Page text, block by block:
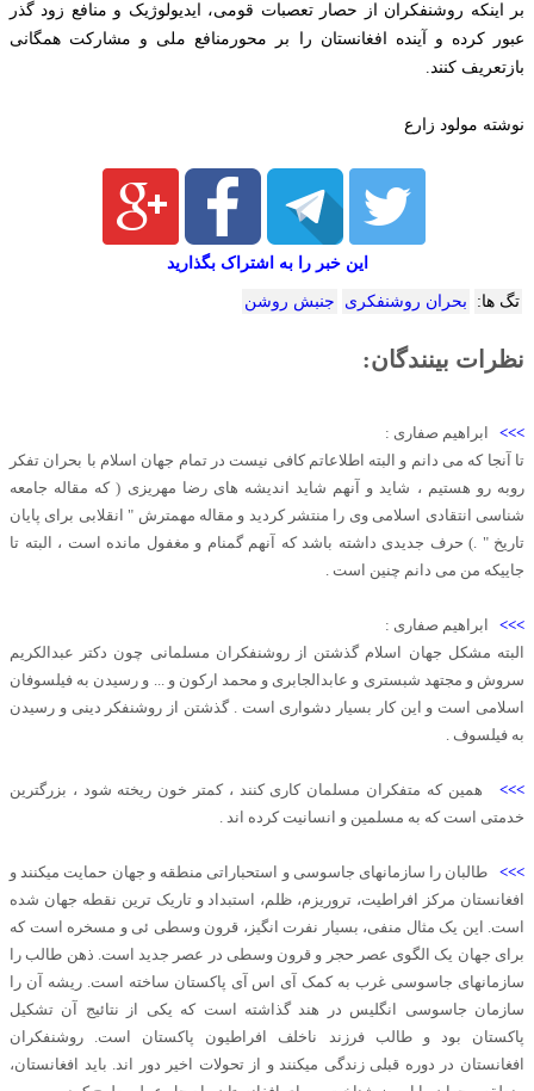
بر اینکه روشنفکران از حصار تعصبات قومی، ایدیولوژیک و منافع زود گذر
عبور کرده و آینده افغانستان را بر محورمنافع ملی و مشارکت همگانی
بازتعریف کنند.
نوشته مولود زارع
این خبر را به اشتراک بگذارید
تگ ها: بحران روشنفکری جنبش روشن
نظرات بینندگان:
>>> ابراهیم صفاری :
تا آنجا که می دانم و البته اطلاعاتم کافی نیست در تمام جهان اسلام با بحران تفکر
روبه رو هستیم ، شاید و آنهم شاید اندیشه های رضا مهریزی ( که مقاله جامعه
شناسی انتقادی اسلامی وی را منتشر کردید و مقاله مهمترش " انقلابی برای پایان
تاریخ " .) حرف جدیدی داشته باشد که آنهم گمنام و مغفول مانده است ، البته تا
جاییکه من می دانم چنین است .
>>> ابراهیم صفاری :
البته مشکل جهان اسلام گذشتن از روشنفکران مسلمانی چون دکتر عبدالکریم
سروش و مجتهد شبستری و عابدالجابری و محمد ارکون و ... و رسیدن به فیلسوفان
اسلامی است و این کار بسیار دشواری است . گذشتن از روشنفکر دینی و رسیدن
به فیلسوف .
>>> همین که متفکران مسلمان کاری کنند ، کمتر خون ریخته شود ، بزرگترین
خدمتی است که به مسلمین و انسانیت کرده اند .
>>> طالبان را سازمانهای جاسوسی و استحباراتی منطقه و جهان حمایت میکنند و
افغانستان مرکز افراطیت، تروریزم، ظلم، استبداد و تاریک ترین نقطه جهان شده
است. این یک مثال منفی، بسیار نفرت انگیز، قرون وسطی ئی و مسخره است که
برای جهان یک الگوی عصر حجر و قرون وسطی در عصر جدید است. ذهن طالب را
سازمانهای جاسوسی غرب به کمک آی اس آی پاکستان ساخته است. ریشه آن را
سازمان جاسوسی انگلیس در هند گذاشته است که یکی از نتائیج آن تشکیل
پاکستان بود و طالب فرزند ناخلف افراطیون پاکستان است. روشنفکران
افغانستان در دوره قبلی زندگی میکنند و از تحولات اخیر دور اند. باید افغانستان،